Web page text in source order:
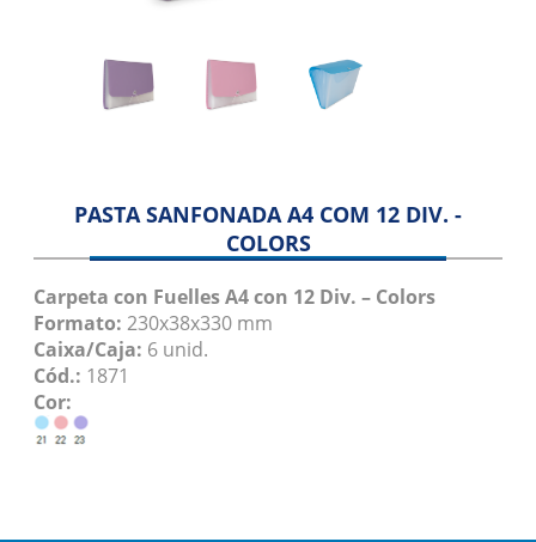
Revestimento
PASTA SANFONADA A4 COM 12 DIV. -
COLORS
Carpeta con Fuelles A4 con 12 Div. – Colors
Formato: 230x38x330 mm
Caixa/Caja: 6 unid.
Cód.: 1871
Cor: